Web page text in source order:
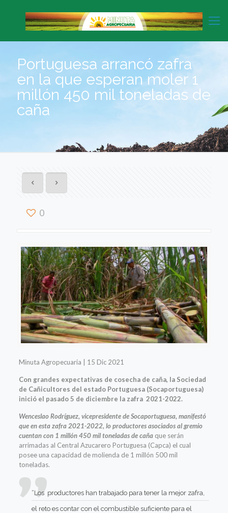
Portuguesa arrancó zafra
en la que esperan moler 1
millón 450 mil toneladas de
caña
0
Minuta Agropecuaria | 15 Dic 2021
Con grandes expectativas de cosecha de caña, la Sociedad
de Cañicultores del estado Portuguesa (Socaportuguesa)
inició el pasado 5 de diciembre la zafra 2021-2022.
Wenceslao Rodríguez, vicepresidente de Socaportuguesa, manifestó
que en esta zafra 2021-2022, lo productores asociados al gremio
cuentan con 1 millón 450 mil toneladas de cañaque serán
arrimadas al Central Azucarero Portuguesa (Capca) el cual
posee una capacidad de molienda de 1 millón 500 mil
toneladas.
“Los productores han trabajado para tener la mejor zafra,
el reto es contar con el combustible suficiente para el